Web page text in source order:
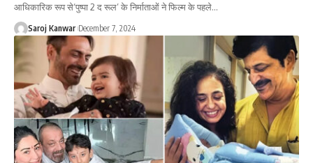
आधिकारिक रूप से‘पुष्पा 2 द रूल’ के निर्माताओं ने फिल्म के पहले…
Saroj Kanwar December 7, 2024